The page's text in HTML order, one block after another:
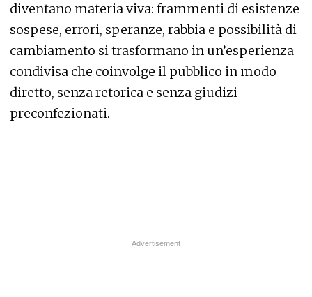
diventano materia viva: frammenti di esistenze
sospese, errori, speranze, rabbia e possibilità di
cambiamento si trasformano in un’esperienza
condivisa che coinvolge il pubblico in modo
diretto, senza retorica e senza giudizi
preconfezionati.